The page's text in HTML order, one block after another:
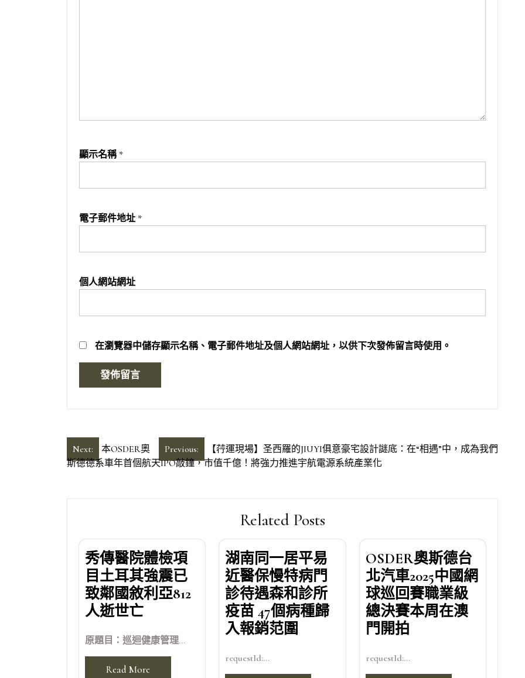
顯示名稱 *
電子郵件地址 *
個人網站網址
在瀏覽器中儲存顯示名稱、電子郵件地址及個人網站網址，以供下次發佈留言時使用。
文
章
Previous: 【荇運現場】圣西羅的JIUYI俱意豪宅設計謎底：在“相遇”中，成為我們
Next:
本OSDER奧
斯德德系車年首個航天IPO敲鐘，市值千億！將強力推進宇航電源系統產業化
Related Posts
秀傳醫院體檢項
目土耳其強震已
致鄰國敘利亞812
人逝世亡
原題目：巡迴健康管理...
Read More
湖南同一居平易
近醫保慢特病門
診待遇森和診所
疫苗 47個病種歸
入報銷范圍
requestId:...
OSDER奧斯德台
北汽車2025中國網
球巡回賽職業級
總決賽本周在澳
門開拍
requestId:...